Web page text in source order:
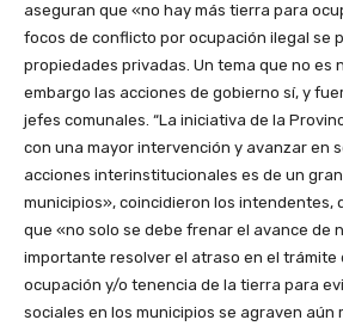
aseguran que «no hay más tierra para
focos de conflicto por ocupación ilegal se
propiedades privadas. Un tema que no es
embargo las acciones de gobierno sí, y
jefes comunales. “La iniciativa de la
con una mayor intervención y avanzar en
acciones interinstitucionales es de un
municipios», coincidieron los intendentes,
que «no solo se debe frenar el avance de
importante resolver el atraso en el trámite
ocupación y/o tenencia de la tierra para
sociales en los municipios se agraven aún